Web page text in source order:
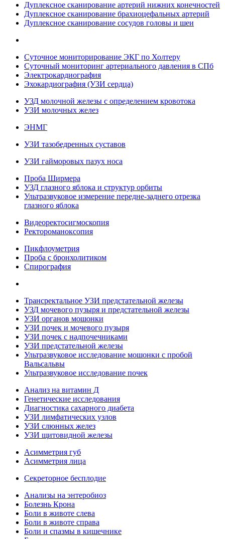
Дуплексное сканирование артерий нижних конечностей
Дуплексное сканирование брахиоцефальных артерий
Дуплексное сканирование сосудов головы и шеи
Суточное мониторирование ЭКГ по Холтеру
Суточный мониторинг артериального давления в СПб
Электрокардиография
Эхокардиография (УЗИ сердца)
УЗД молочной железы с определением кровотока
УЗИ молочных желез
ЭНМГ
УЗИ тазобедренных суставов
УЗИ гайморовых пазух носа
Проба Ширмера
УЗД глазного яблока и структур орбиты
Ультразвуковое измерение передне-заднего отрезка
глазного яблока
Видеоректосигмоскопия
Ректороманоксопия
Пикфлоуметрия
Проба с бронхолитиком
Спирография
Трансректальное УЗИ предстательной железы
УЗД мочевого пузыря и предстательной железы
УЗИ органов мошонки
УЗИ почек и мочевого пузыря
УЗИ почек с надпочечниками
УЗИ предстательной железы
Ультразвуковое исследование мошонки с пробой
Вальсальвы
Ультразвуковое исследование почек
Анализ на витамин Д
Генетические исследования
Диагностика сахарного диабета
УЗИ лимфатических узлов
УЗИ слюнных желез
УЗИ щитовидной железы
Асимметрия губ
Асимметрия лица
Секреторное бесплодие
Анализы на энтеробиоз
Болезнь Крона
Боли в животе слева
Боли в животе справа
Боли и спазмы в кишечнике